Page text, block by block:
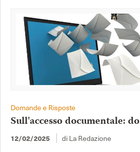
Domande e Risposte
Sull'accesso documentale:
12/02/2025 di La Redazione